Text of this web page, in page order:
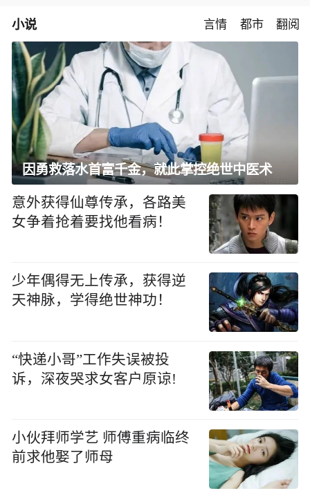
小说 言情 都市 翻阅
因勇救落水首富千金，就此掌控绝世中医术
意外获得仙尊传承，各路美
女争着抢着要找他看病！
少年偶得无上传承，获得逆
天神脉，学得绝世神功！
“快递小哥”工作失误被投
诉，深夜哭求女客户原谅!
小伙拜师学艺 师傅重病临终
前求他娶了师母